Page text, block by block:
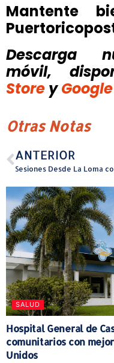
Mantente
Descarga
móvil,
Store y
Otras Notas
ANTERIOR
SALUD
Hospital General de
comunitarios con
Unidos